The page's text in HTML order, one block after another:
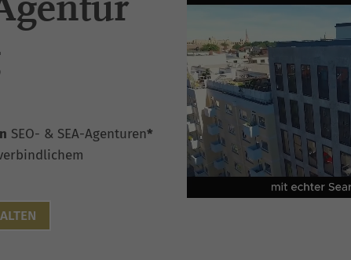
SEO- & SEA-Agenturen*